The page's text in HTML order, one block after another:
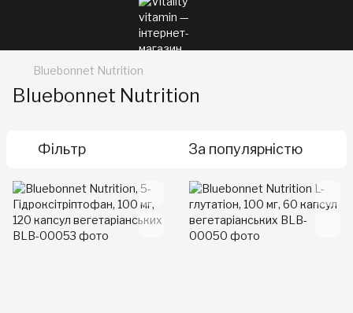
Bluebonnet Nutrition
Bluebonnet Nutrition
Фільтр За популярністю